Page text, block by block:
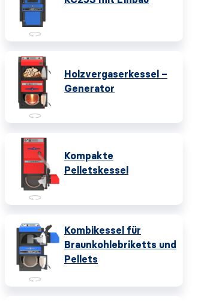
Holzvergaserkessel –
Generator
Kompakte
Pelletskessel
Kombikessel für
Braunkohlebriketts und
Pellets